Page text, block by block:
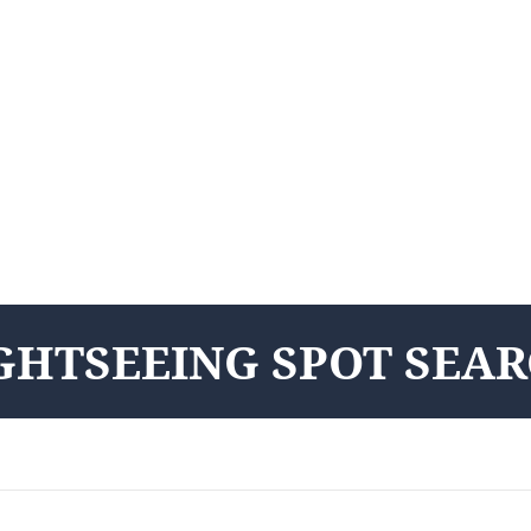
SPOT